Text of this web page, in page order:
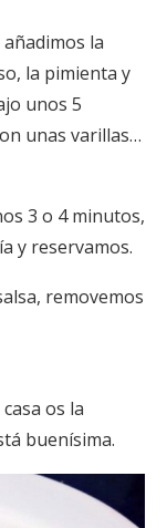
la
la pimienta y
unos 5
unas varillas…
3 o 4 minutos,
y reservamos.
removemos
os la
buenísima.